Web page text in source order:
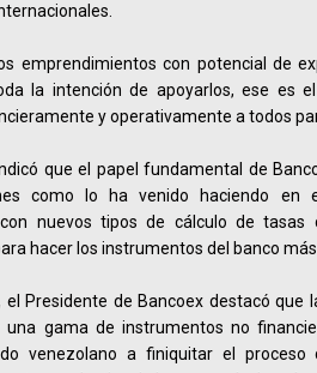
emprendimientos con potencial de
la intención de apoyarlos, ese es
y operativamente a todos
que el papel fundamental de
como lo ha venido haciendo en
nuevos tipos de cálculo de
hacer los instrumentos del banco
el Presidente de Bancoex destacó que
una gama de instrumentos no
venezolano a finiquitar el